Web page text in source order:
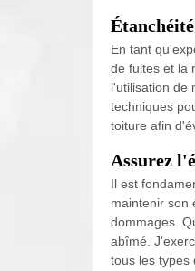
En tant
de fuites et la
l'utilisation de
techniques
toiture afin
Assurez
Il est
maintenir son
dommages.
abîmé.
tous les types